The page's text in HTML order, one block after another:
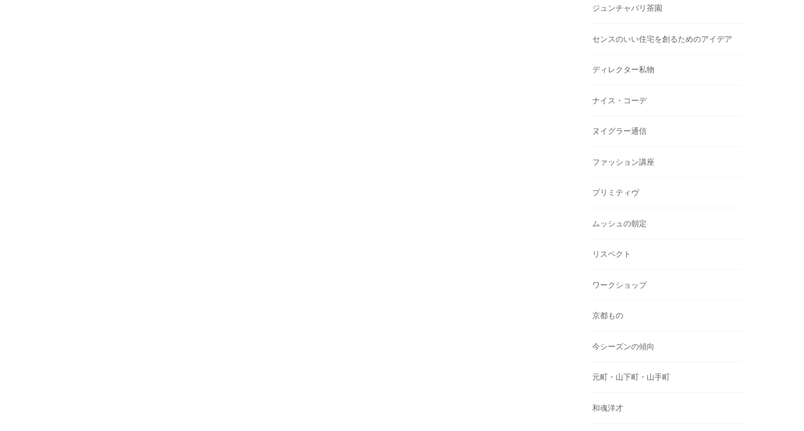
ジュンチャバリ茶園
センスのいい住宅を創るためのアイデア
ディレクター私物
ナイス・コーデ
ヌイグラー通信
ファッション講座
プリミティヴ
ムッシュの朝定
リスペクト
ワークショップ
京都もの
今シーズンの傾向
元町・山下町・山手町
和魂洋才